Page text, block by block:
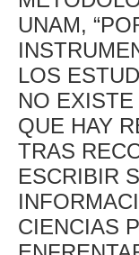
UNAM,
LOS
NO
QUE HAY
TRAS
ESCRIBIR
CIENCIAS